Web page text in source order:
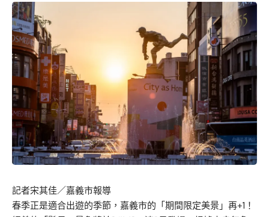
記者宋其佳／嘉義市報導
春季正是適合出遊的季節，嘉義市的「期間限定美景」再+1！